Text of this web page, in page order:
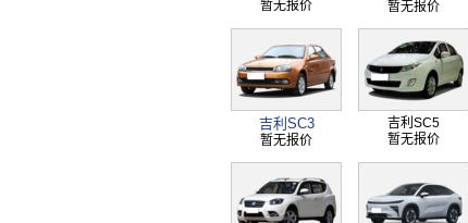
暂无报价
暂无报价
吉利SC3
暂无报价
吉利SC5
暂无报价